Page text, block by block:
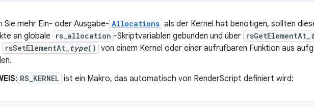
Sie mehr Ein- oder Ausgabe- Allocations als der Kernel hat benötigen, sollten
an globale
rs_allocation -Skriptvariablen gebunden und über rsGetElementAt_
rsSetElementAt_ type() von einem Kernel oder einer aufrufbaren Funktion aus
: RS_KERNEL ist ein Makro, das automatisch von RenderScript definiert wird: